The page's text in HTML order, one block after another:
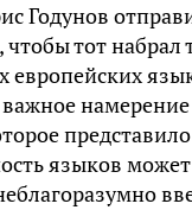
Годунов
тот набрал
языков